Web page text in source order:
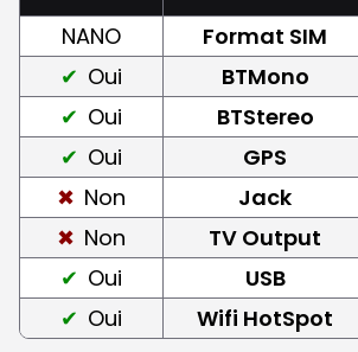
NANO Format SIM
Oui
BTMono
Oui
BTStereo
Oui
GPS
Non
Jack
Non
TV Output
Oui
USB
Oui
Wifi HotSpot